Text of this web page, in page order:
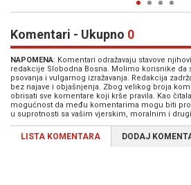
Komentari - Ukupno 0
NAPOMENA: Komentari odražavaju stavove
redakcije Slobodna Bosna. Molimo korisnike da
psovanja i vulgarnog izražavanja. Redakcija
bez najave i objašnjenja. Zbog velikog broja
obrisati sve komentare koji krše pravila. Kao
mogućnost da među komentarima mogu biti
u suprotnosti sa vašim vjerskim, moralnim i
LISTA KOMENTARA DODAJ